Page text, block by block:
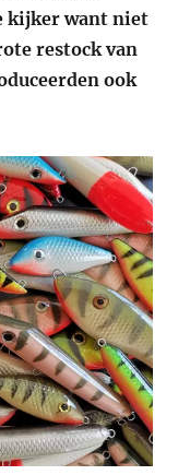
kijker want niet
restock van
ook